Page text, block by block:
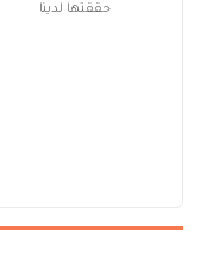
حققتها لدينا